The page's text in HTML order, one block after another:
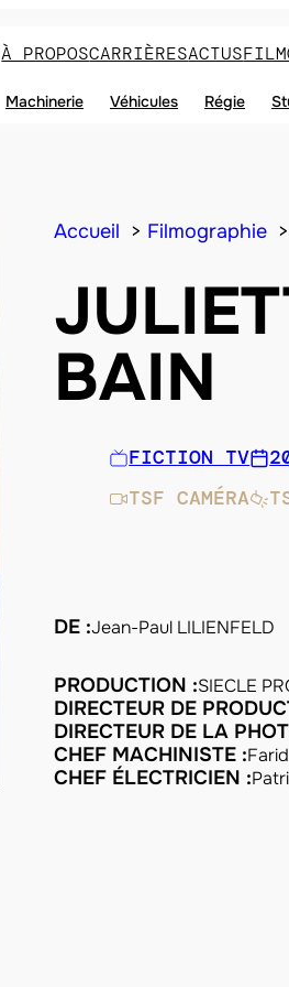
À PROPOSCARRIÈRESACTUS
Machinerie Véhicules Régie
Accueil Filmographie
BAIN
FICTION TV
TSF CAMÉRA
DE :Jean-Paul LILIENFELD
PRODUCTION :SIECLE
DIRECTEUR DE
DIRECTEUR DE LA
CHEF MACHINISTE :
CHEF ÉLECTRICIEN :